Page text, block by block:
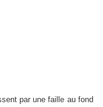
par une faille au fond